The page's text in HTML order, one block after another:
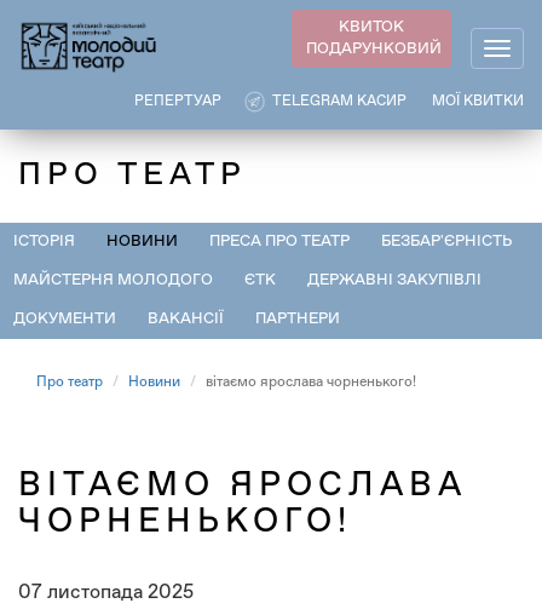
основного
КВИТОК
ПОДАРУНКОВИЙ
МОЇ КВИТКИ
TELEGRAM КАСИР
РЕПЕРТУАР
ПРО ТЕАТР
ІСТОРІЯ НОВИНИ ПРЕСА ПРО ТЕАТР БЕЗБАР'ЄРНІСТЬ
МАЙСТЕРНЯ МОЛОДОГО ЄТК ДЕРЖАВНІ ЗАКУПІВЛІ
ДОКУМЕНТИ ВАКАНСІЇ ПАРТНЕРИ
Про театр Новини вітаємо ярослава чорненького!
ВІТАЄМО ЯРОСЛАВА
ЧОРНЕНЬКОГО!
07 листопада 2025